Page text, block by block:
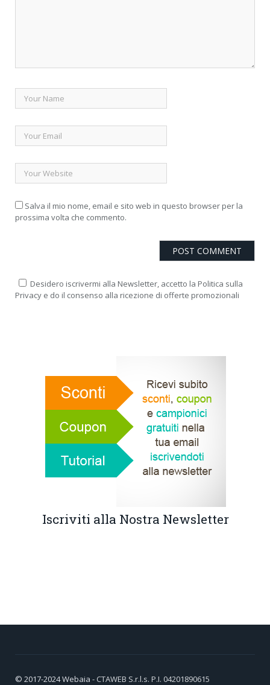
Salva il mio nome, email e sito web in questo browser per la
prossima volta che commento.
Desidero iscrivermi alla Newsletter, accetto la Politica sulla
Privacy e do il consenso alla ricezione di offerte promozionali
Iscriviti alla Nostra Newsletter
© 2017-2024Webaia - CTAWEB S.r.l.s. P.I. 04201890615